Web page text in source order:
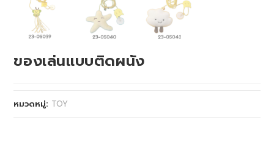
ของเล่นแบบติดผนัง
หมวดหมู่: TOY